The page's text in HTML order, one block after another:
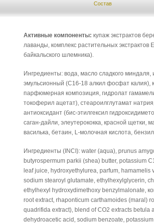
Состав
Активные компоненты: купаж экстрактов
лаванды, комплекс растительных экстрактов
байкальского шлемника).
Ингредиенты: вода, масло сладкого
эмульсионный (С16-18 алкил фосфат калия),
парфюмерная композиция, гидролат
токоферил ацетат), стеароилглутамат
антиоксидант (бис-этилгексил
саган-дайли, элеутерококка, красной щетки,
василька, бетаин, L-молочная кислота,
Ингредиенты (INCI): water (aqua), prunus
butyrospermum parkii (shea) butter, potassium
leaf juice, hydroxyethylurea, parfum,
sodium stearoyl glutamate, ethylhexylglycerin,
ethylhexyl hydroxydimethoxy benzylmalonate,
root extract, rhaponticum carthamoides (maral)
quadrifida extract), blend of CO2 extracts
dehydroacetic acid, sodium benzoate,